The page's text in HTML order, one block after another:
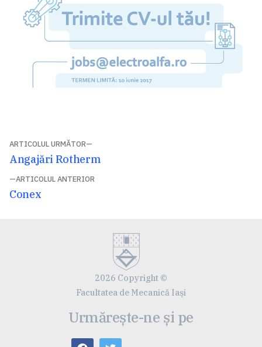
Navigare
în
articole
ARTICOLUL ANTERIOR
Articolul
Conex
ARTICOLUL URMĂTOR
Articolul
Angajări Rotherm
2026 Copyright ©
Facultatea de Mecanică Iaşi
Urmărește-ne și pe